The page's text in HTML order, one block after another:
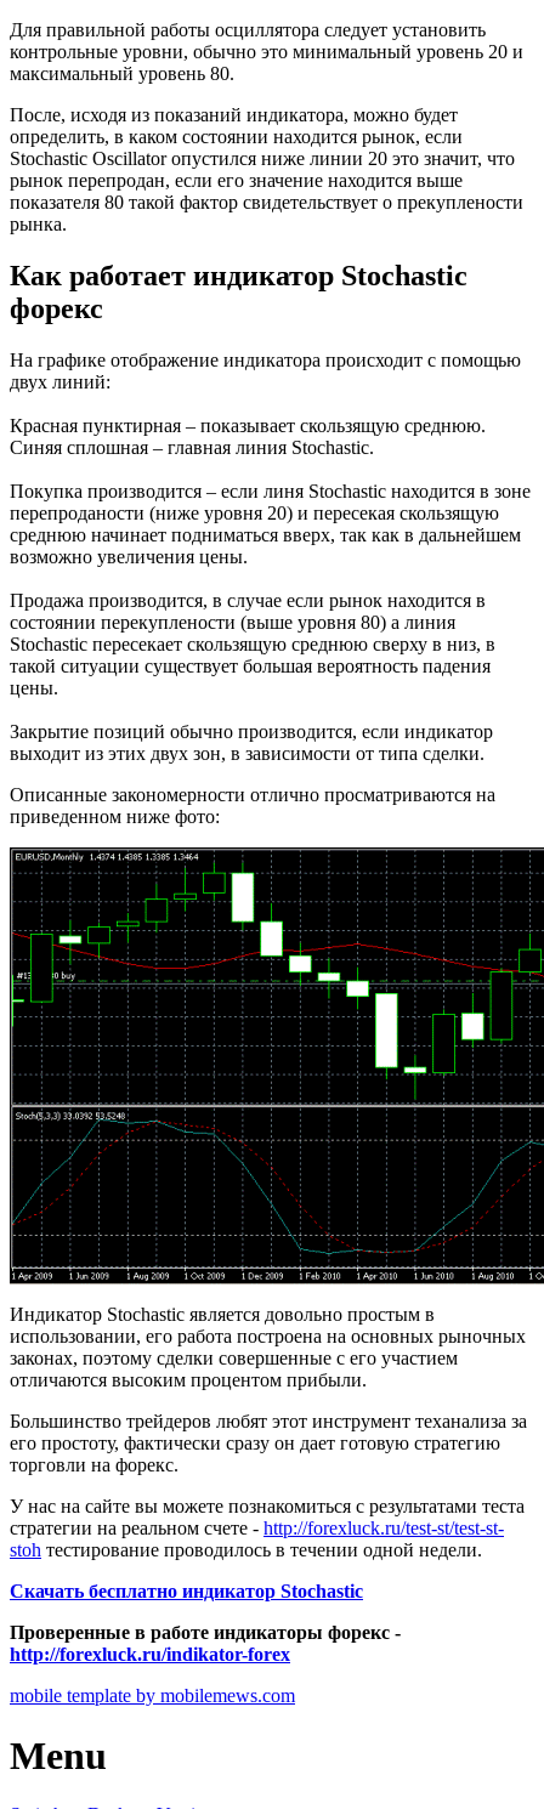
Для правильной работы осциллятора следует установить
контрольные уровни, обычно это минимальный уровень 20 и
максимальный уровень 80.
После, исходя из показаний индикатора, можно будет
определить, в каком состоянии находится рынок, если
Stochastic Oscillator опустился ниже линии 20 это значит, что
рынок перепродан, если его значение находится выше
показателя 80 такой фактор свидетельствует о прекуплености
рынка.
Как работает индикатор Stochastic
форекс
На графике отображение индикатора происходит с помощью
двух линий:
Красная пунктирная – показывает скользящую среднюю.
Синяя сплошная – главная линия Stochastic.
Покупка производится – если линя Stochastic находится в зоне
перепроданости (ниже уровня 20) и пересекая скользящую
среднюю начинает подниматься вверх, так как в дальнейшем
возможно увеличения цены.
Продажа производится, в случае если рынок находится в
состоянии перекуплености (выше уровня 80) а линия
Stochastic пересекает скользящую среднюю сверху в низ, в
такой ситуации существует большая вероятность падения
цены.
Закрытие позиций обычно производится, если индикатор
выходит из этих двух зон, в зависимости от типа сделки.
Описанные закономерности отлично просматриваются на
приведенном ниже фото:
Индикатор Stochastic является довольно простым в
использовании, его работа построена на основных рыночных
законах, поэтому сделки совершенные с его участием
отличаются высоким процентом прибыли.
Большинство трейдеров любят этот инструмент теханализа за
его простоту, фактически сразу он дает готовую стратегию
торговли на форекс.
У нас на сайте вы можете познакомиться с результатами теста
стратегии на реальном счете - http://forexluck.ru/test-st/test-st-
stoh тестирование проводилось в течении одной недели.
Скачать бесплатно индикатор Stochastic
Проверенные в работе индикаторы форекс -
http://forexluck.ru/indikator-forex
mobile template by mobilemews.com
Menu